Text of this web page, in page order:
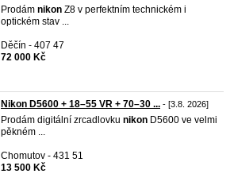
Prodám nikon Z8 v perfektním technickém i
optickém stav ...
Děčín - 407 47
72 000 Kč
Nikon D5600 + 18–55 VR + 70–30 ... - [3.8. 2026]
Prodám digitální zrcadlovku nikon D5600 ve velmi
pěkném ...
Chomutov - 431 51
13 500 Kč